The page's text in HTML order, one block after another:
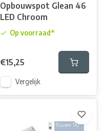
Opbouwspot Glean 46
LED Chroom
Op voorraad*
€15,25
Vergelijk